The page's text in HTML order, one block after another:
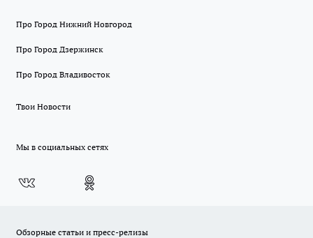
Про Город Нижний Новгород
Про Город Дзержинск
Про Город Владивосток
Твои Новости
Мы в социальных сетях
Обзорные статьи и пресс-релизы